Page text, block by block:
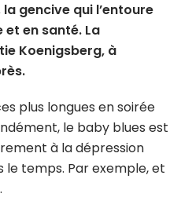
gencive qui l’entoure
en santé. La
Koenigsberg, à
plus longues en soirée
le baby blues est
à la dépression
temps. Par exemple, et